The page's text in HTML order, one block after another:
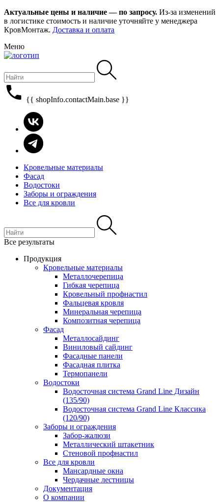
Актуальные цены и наличие — по запросу. Из-за изменений
в логистике стоимость и наличие уточняйте у менеджера
КровМонтаж. Доставка и оплата
Меню
{{ shopInfo.contactMain.base }}
Кровельные материалы
Фасад
Водостоки
Заборы и ограждения
Все для кровли
Все результаты
Продукция
Кровельные материалы
Металлочерепица
Гибкая черепица
Кровельный профнастил
Фальцевая кровля
Минеральная черепица
Композитная черепица
Фасад
Металлосайдинг
Виниловый сайдинг
Фасадные панели
Фасадная плитка
Термопанели
Водостоки
Водосточная система Grand Line Дизайн
(135/90)
Водосточная система Grand Line Классика
(120/90)
Заборы и ограждения
Забор-жалюзи
Металлический штакетник
Стеновой профнастил
Все для кровли
Мансардные окна
Чердачные лестницы
Документация
О компании